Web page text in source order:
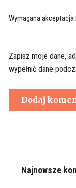
Wymagana akceptacja
Zapisz moje dane,
wypełnić dane
Najnowsze